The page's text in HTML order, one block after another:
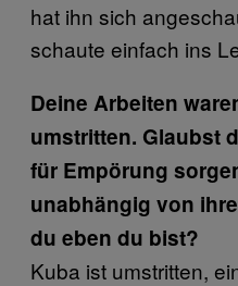
hat ihn sich
schaute einfach ins
Deine Arbeiten
umstritten. Glaubst
für Empörung
unabhängig von
du eben du bist?
Kuba ist umstritten,